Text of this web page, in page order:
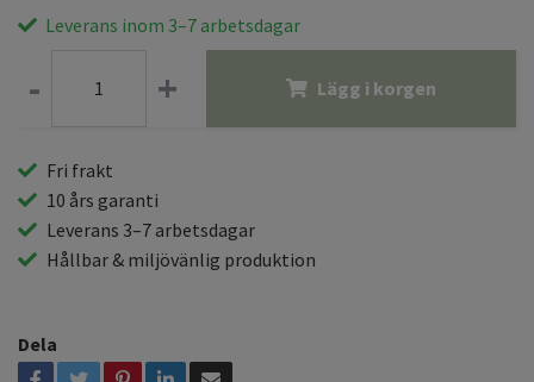
Leverans inom 3–7 arbetsdagar
- + Lägg i korgen
Fri frakt
10 års garanti
Leverans 3–7 arbetsdagar
Hållbar & miljövänlig produktion
Dela